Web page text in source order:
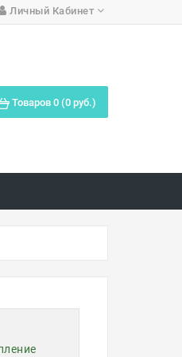
Личный Кабинет
Товаров 0 (0 руб.)